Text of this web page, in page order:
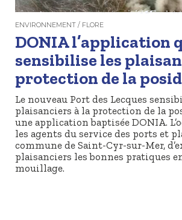
ENVIRONNEMENT / FLORE
DONIA l’application
sensibilise les
protection de la
Le nouveau Port des Lecques
plaisanciers à la protection de la
une application baptisée DONIA.
les agents du service des ports et
commune de Saint-Cyr-sur-Mer,
plaisanciers les bonnes pratiques
mouillage.